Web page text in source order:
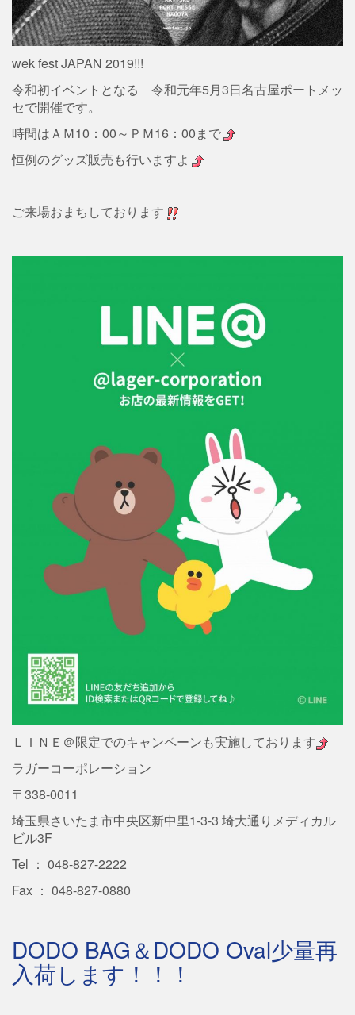
wek fest JAPAN 2019!!!
令和初イベントとなる 令和元年5月3日名古屋ポートメッ
セで開催です。
時間はＡＭ10：00～ＰＭ16：00まで
恒例のグッズ販売も行いますよ
ご来場おまちしております
ＬＩＮＥ＠限定でのキャンペーンも実施しております
ラガーコーポレーション
〒338-0011
埼玉県さいたま市中央区新中里1-3-3 埼大通りメディカル
ビル3F
Tel ： 048-827-2222
Fax ： 048-827-0880
DODO BAG＆DODO Oval少量再
入荷します！！！